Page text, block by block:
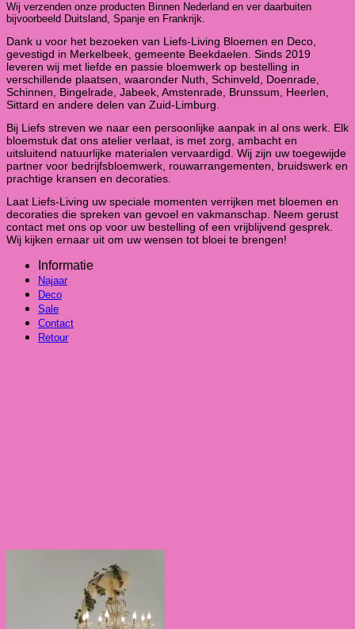
Wij verzenden onze producten Binnen Nederland en ver daarbuiten
bijvoorbeeld Duitsland, Spanje en Frankrijk.
Dank u voor het bezoeken van Liefs-Living Bloemen en Deco,
gevestigd in Merkelbeek, gemeente Beekdaelen. Sinds 2019
leveren wij met liefde en passie bloemwerk op bestelling in
verschillende plaatsen, waaronder Nuth, Schinveld, Doenrade,
Schinnen, Bingelrade, Jabeek, Amstenrade, Brunssum, Heerlen,
Sittard en andere delen van Zuid-Limburg.
Bij Liefs streven we naar een persoonlijke aanpak in al ons werk. Elk
bloemstuk dat ons atelier verlaat, is met zorg, ambacht en
uitsluitend natuurlijke materialen vervaardigd. Wij zijn uw toegewijde
partner voor bedrijfsbloemwerk, rouwarrangementen, bruidswerk en
prachtige kransen en decoraties.
Laat Liefs-Living uw speciale momenten verrijken met bloemen en
decoraties die spreken van gevoel en vakmanschap. Neem gerust
contact met ons op voor uw bestelling of een vrijblijvend gesprek.
Wij kijken ernaar uit om uw wensen tot bloei te brengen!
Informatie
Najaar
Deco
Sale
Contact
Retour